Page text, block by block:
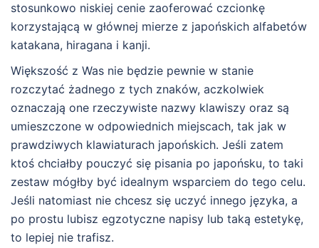
stosunkowo niskiej cenie zaoferować czcionkę
korzystającą w głównej mierze z japońskich alfabetów
katakana, hiragana i kanji.
Większość z Was nie będzie pewnie w stanie
rozczytać żadnego z tych znaków, aczkolwiek
oznaczają one rzeczywiste nazwy klawiszy oraz są
umieszczone w odpowiednich miejscach, tak jak w
prawdziwych klawiaturach japońskich. Jeśli zatem
ktoś chciałby pouczyć się pisania po japońsku, to taki
zestaw mógłby być idealnym wsparciem do tego celu.
Jeśli natomiast nie chcesz się uczyć innego języka, a
po prostu lubisz egzotyczne napisy lub taką estetykę,
to lepiej nie trafisz.